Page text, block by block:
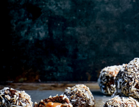
HEMBAKAT
2025